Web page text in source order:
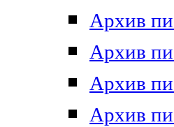
Архив
Архив
Архив
Архив